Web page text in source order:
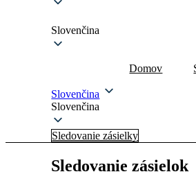
Slovenčina
Domov
Slovenčina
Slovenčina
Sledovanie zásielky
Sledovanie zásielok